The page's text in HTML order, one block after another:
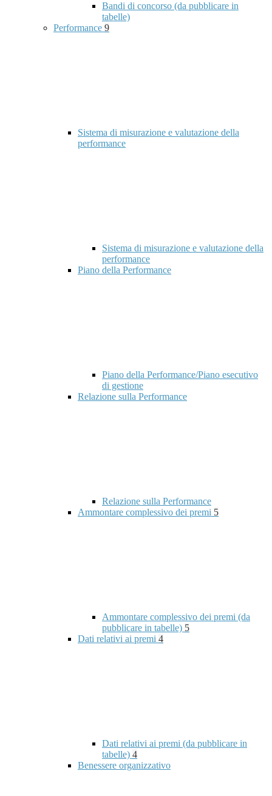
Bandi di concorso (da pubblicare in
tabelle)
Performance 9
Sistema di misurazione e valutazione della
performance
Sistema di misurazione e valutazione della
performance
Piano della Performance
Piano della Performance/Piano esecutivo
di gestione
Relazione sulla Performance
Relazione sulla Performance
Ammontare complessivo dei premi 5
Ammontare complessivo dei premi (da
pubblicare in tabelle) 5
Dati relativi ai premi 4
Dati relativi ai premi (da pubblicare in
tabelle) 4
Benessere organizzativo